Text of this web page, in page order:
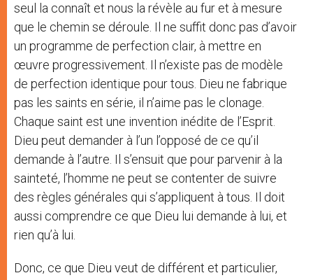
seul la connaît et nous la révèle au fur et à mesure
que le chemin se déroule. Il ne suffit donc pas d’avoir
un programme de perfection clair, à mettre en
œuvre progressivement. Il n’existe pas de modèle
de perfection identique pour tous. Dieu ne fabrique
pas les saints en série, il n’aime pas le clonage.
Chaque saint est une invention inédite de l’Esprit.
Dieu peut demander à l’un l’opposé de ce qu’il
demande à l’autre. Il s’ensuit que pour parvenir à la
sainteté, l’homme ne peut se contenter de suivre
des règles générales qui s’appliquent à tous. Il doit
aussi comprendre ce que Dieu lui demande à lui, et
rien qu’à lui.
Donc, ce que Dieu veut de différent et particulier,